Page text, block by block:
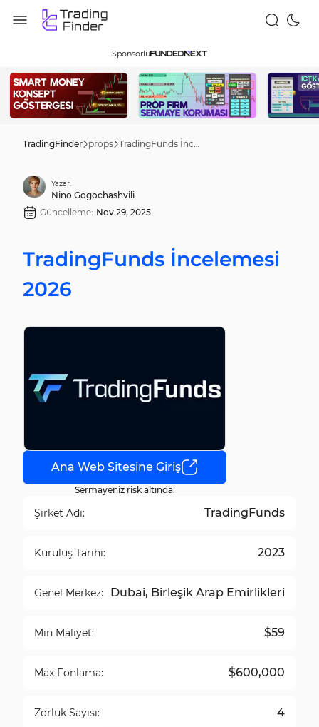
Sponsorlu
TradingFinder props TradingFunds İncelemesi 2026
Yazar:
Nino Gogochashvili
Güncelleme: Nov 29, 2025
TradingFunds İncelemesi
2026
Ana Web Sitesine Giriş
Sermayeniz risk altında.
Şirket Adı: TradingFunds
Kuruluş Tarihi: 2023
Genel Merkez: Dubai, Birleşik Arap Emirlikleri
Min Maliyet: $59
Max Fonlama: $600,000
Zorluk Sayısı: 4